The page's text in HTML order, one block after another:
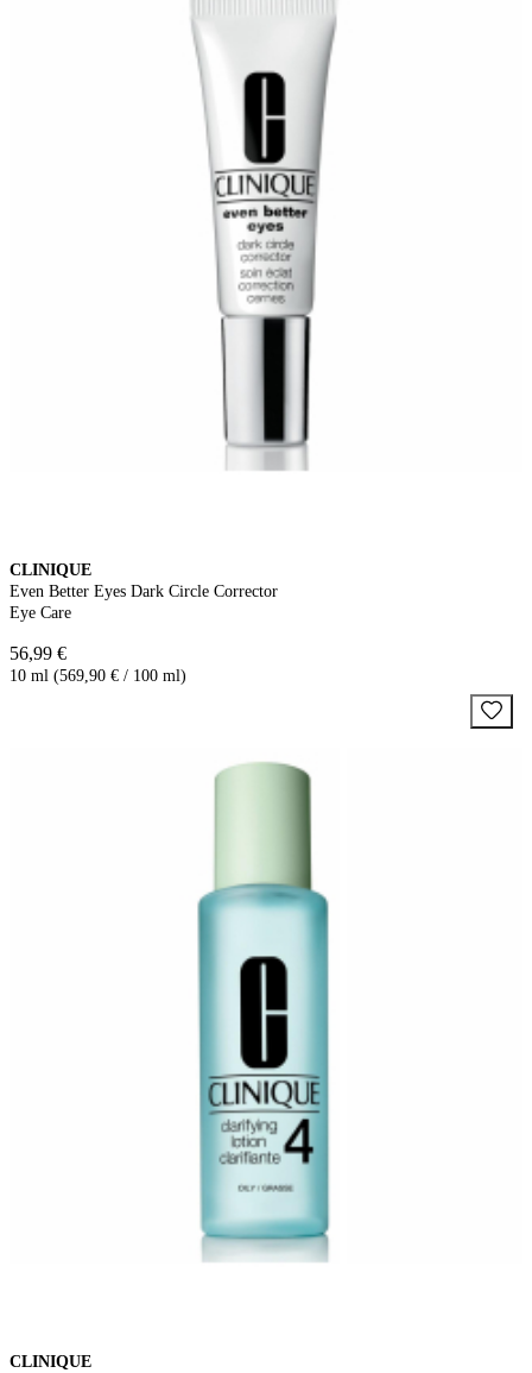
CLINIQUE
Even Better Eyes Dark Circle Corrector
Eye Care
56,99 €
10 ml (569,90 € / 100 ml)
CLINIQUE